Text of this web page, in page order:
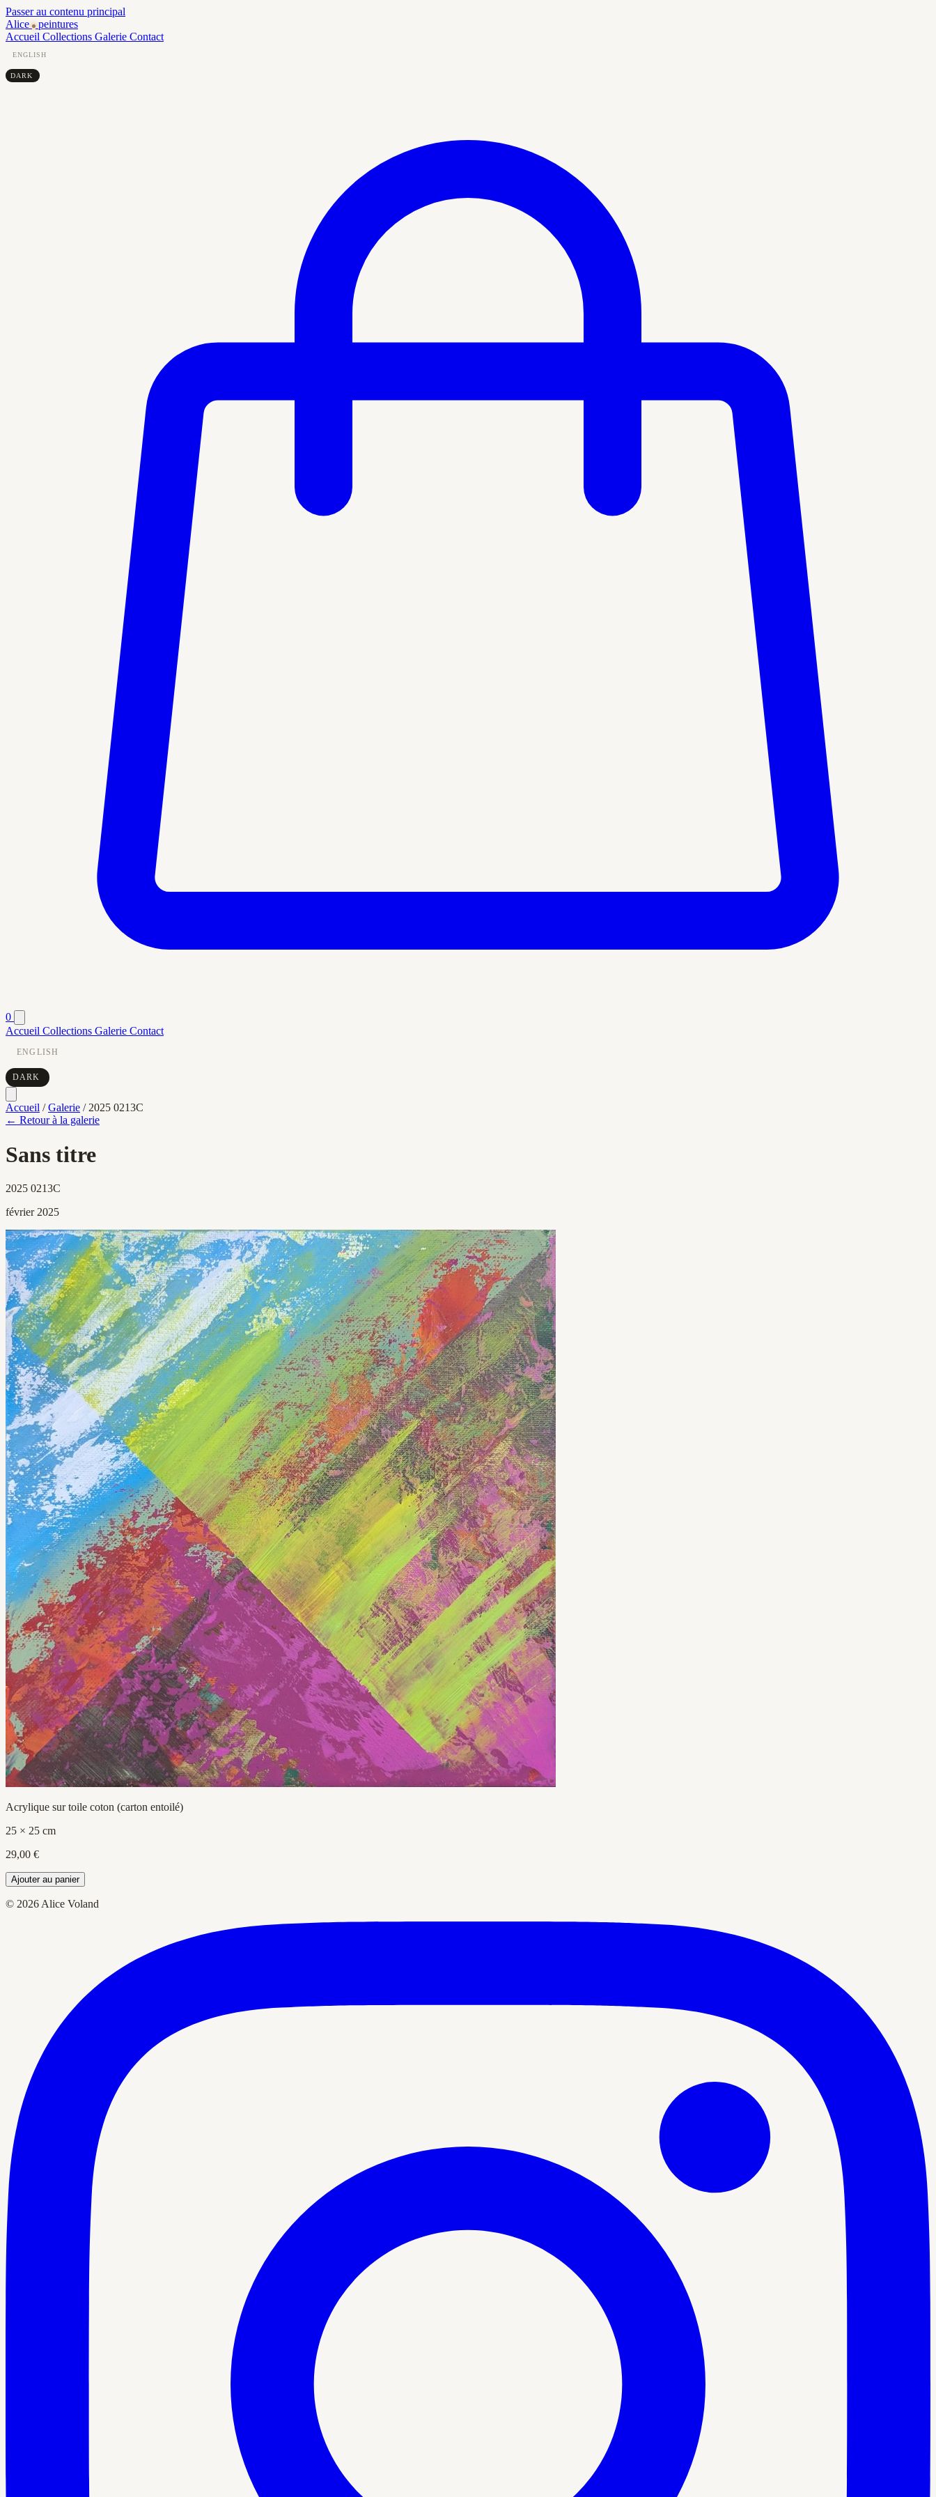
Passer au contenu principal
Alice
peintures
Accueil Collections Galerie Contact
ENGLISH
DARK
0
Accueil Collections Galerie Contact
ENGLISH
DARK
Accueil / Galerie / 2025 0213C
← Retour à la galerie
Sans titre
2025 0213C
février 2025
Acrylique sur toile coton (carton entoilé)
25 × 25 cm
29,00 €
Ajouter au panier
© 2026 Alice Voland